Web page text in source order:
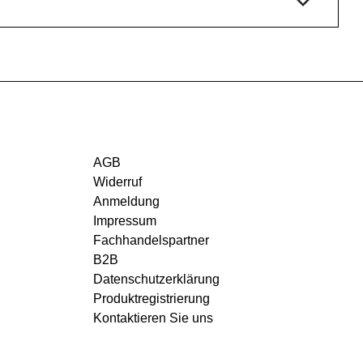
AGB
Widerruf
Anmeldung
Impressum
Fachhandelspartner
B2B
Datenschutzerklärung
Produktregistrierung
Kontaktieren Sie uns